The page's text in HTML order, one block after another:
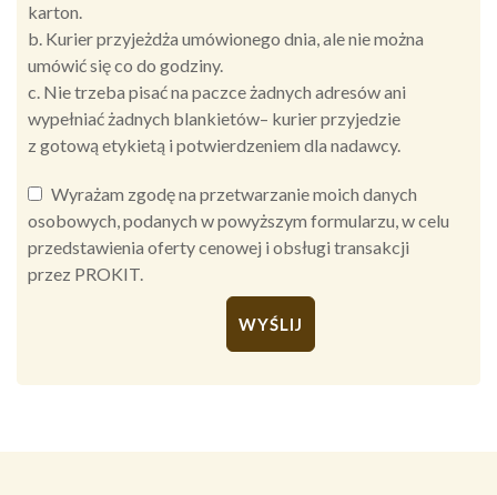
karton.
b. Kurier przyjeżdża umówionego dnia, ale nie można
umówić się co do godziny.
c. Nie trzeba pisać na paczce żadnych adresów ani
wypełniać żadnych blankietów– kurier przyjedzie
z gotową etykietą i potwierdzeniem dla nadawcy.
Wyrażam zgodę na przetwarzanie moich danych
osobowych, podanych w powyższym formularzu, w celu
przedstawienia oferty cenowej i obsługi transakcji
przez PROKIT.
Alternative: